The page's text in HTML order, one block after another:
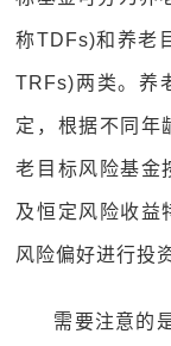
称TDFs)和养老
TRFs)两类。养
定，根据不同年
老目标风险基金
及恒定风险收益
风险偏好进行投
需要注意的